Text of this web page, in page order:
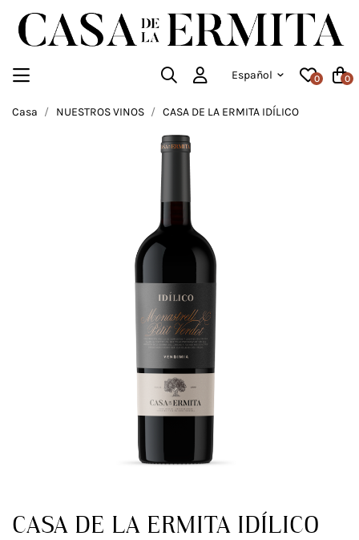
Español 0 0
Casa NUESTROS VINOS CASA DE LA ERMITA IDÍLICO
CASA DE LA ERMITA IDÍLICO